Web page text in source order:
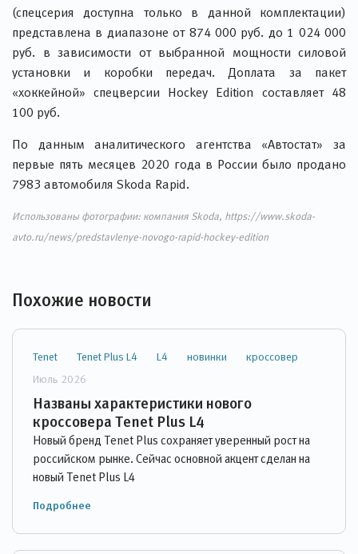
(спецсерия доступна только в данной комплектации)
представлена в диапазоне от 874 000 руб. до 1 024 000
руб. в зависимости от выбранной мощности силовой
установки и коробки передач. Доплата за пакет
«хоккейной» спецверсии Hockey Edition составляет 48
100 руб.
По данным аналитического агентства «Автостат» за
первые пять месяцев 2020 года в России было продано
7983 автомобиля Skoda Rapid.
Использованы фотографии: компания Skoda, https://www.skoda-
avto.ru/news/predstavlenye-novogo-rapid-hockey-edition
Похожие новости
Tenet Tenet Plus L4 L4 новинки
кроссовер
Июль 2026
Названы характеристики нового
кроссовера Tenet Plus L4
Новый бренд Tenet Plus сохраняет уверенный рост на
российском рынке. Сейчас основной акцент сделан на
новый Tenet Plus L4
Подробнее